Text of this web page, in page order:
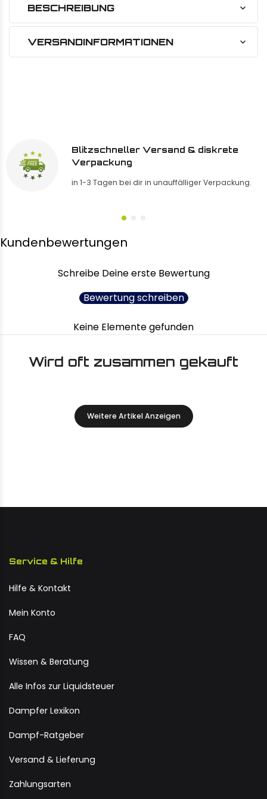
BESCHREIBUNG
VERSANDINFORMATIONEN
Blitzschneller Versand & diskrete
Verpackung
in 1-3 Tagen bei dir in unauffälliger Verpackung.
Kundenbewertungen
Schreibe Deine erste Bewertung
Bewertung schreiben
Keine Elemente gefunden
Wird oft zusammen gekauft
Weitere Artikel Anzeigen
Service & Hilfe
Hilfe & Kontakt
Mein Konto
FAQ
Wissen & Beratung
Alle Infos zur Liquidsteuer
Dampfer Lexikon
Dampf-Ratgeber
Versand & Lieferung
Zahlungsarten